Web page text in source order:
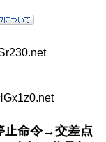
止命令→交差点